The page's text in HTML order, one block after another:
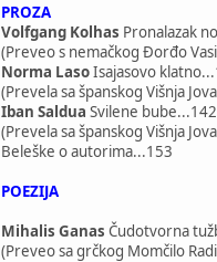
PROZA
Volfgang Kolhas Pronalazak
(Preveo s nemačkog Đorđo
Norma LasoIsajasovo
(Prevela sa španskog Višnja
Iban Saldua Svilene bube...142
(Prevela sa španskog Višnja
Beleške o autorima...153
POEZIJA
Mihalis Ganas Čudotvorna
(Preveo sa grčkog Momčilo